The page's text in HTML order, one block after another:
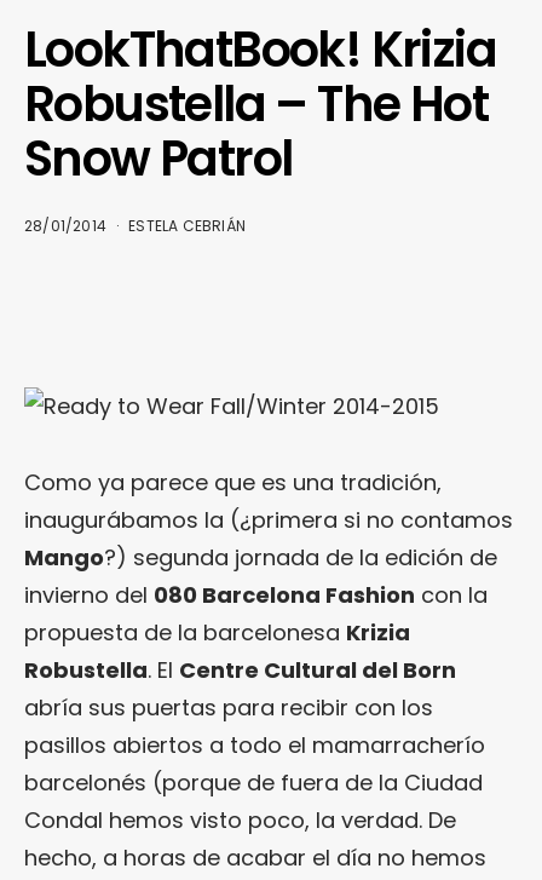
LookThatBook! Krizia
Robustella – The Hot
Snow Patrol
28/01/2014 ESTELA CEBRIÁN
Como ya parece que es una tradición,
inaugurábamos la (¿primera si no contamos
Mango?) segunda jornada de la edición de
invierno del 080 Barcelona Fashion con la
propuesta de la barcelonesa Krizia
Robustella. El Centre Cultural del Born
abría sus puertas para recibir con los
pasillos abiertos a todo el mamarracherío
barcelonés (porque de fuera de la Ciudad
Condal hemos visto poco, la verdad. De
hecho, a horas de acabar el día no hemos